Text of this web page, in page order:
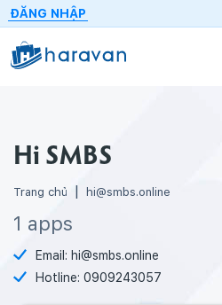
ĐĂNG NHẬP
Hi SMBS
Trang chủ hi@smbs.online
1 apps
Email: hi@smbs.online
Hotline: 0909243057